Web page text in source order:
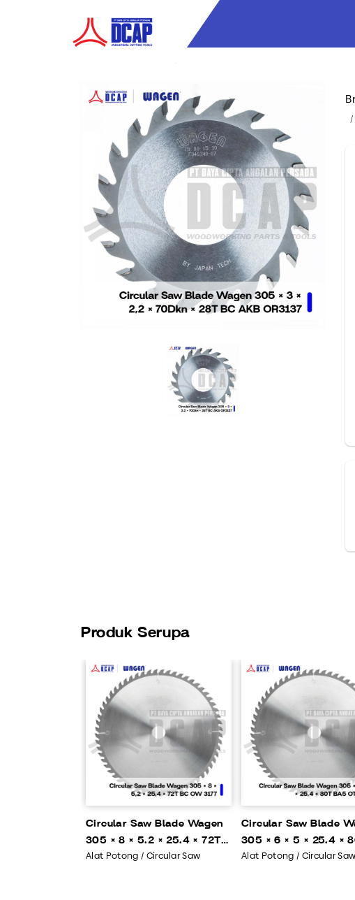
Produk Serupa
Circular Saw Blade Wagen
305 × 8 × 5.2 × 25.4 × 72T
BC OW 3177
Alat Potong / Circular Saw
Circular Saw Blade
305 × 6 × 5 × 25.4 ×
BA5 OT 3109
Alat Potong / Circular Saw